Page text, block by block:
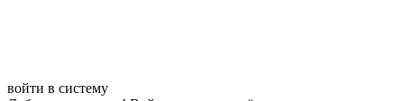
войти в систему